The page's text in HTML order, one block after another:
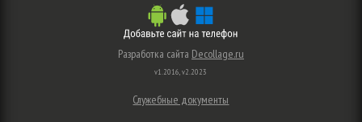
Разработка сайта Decollage.ru
v1.2016, v2.2023
Служебные документы